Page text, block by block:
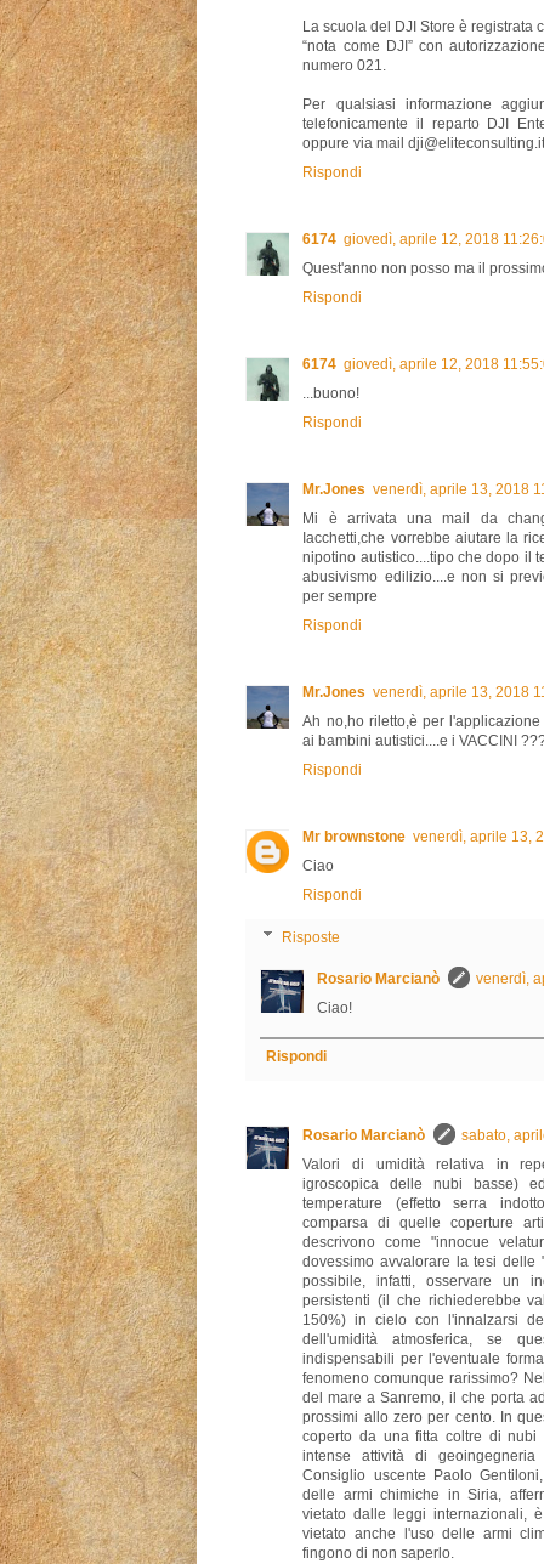
La scuola del DJI Store è registrata
“nota come DJI” con
numero 021.
Per qualsiasi informazione
telefonicamente il reparto DJI
oppure via mail
Rispondi
6174 giovedì, aprile 12, 2018
Quest'anno non posso ma il
Rispondi
6174 giovedì, aprile 12, 2018
...buono!
Rispondi
Mr.Jones venerdì, aprile 13, 2018
Mi è arrivata una mail da
Iacchetti,che vorrebbe aiutare la
nipotino autistico....tipo che dopo il
abusivismo edilizio....e non si
per sempre
Rispondi
Mr.Jones venerdì, aprile 13, 2018
Ah no,ho riletto,è per
ai bambini autistici....e i VACCINI
Rispondi
Mr brownstone venerdì, aprile 13,
Ciao
Rispondi
Risposte
Rosario Marcianò
venerdì,
Ciao!
Rispondi
Rosario Marcianò
sabato,
Valori di umidità relativa in
igroscopica delle nubi basse)
temperature (effetto serra
comparsa di quelle coperture
descrivono come "innocue
dovessimo avvalorare la tesi delle
possibile, infatti, osservare un
persistenti (il che richiederebbe
150%) in cielo con l'innalzarsi
dell'umidità atmosferica, se
indispensabili per l'eventuale
fenomeno comunque rarissimo?
del mare a Sanremo, il che porta
prossimi allo zero per cento. In
coperto da una fitta coltre di nubi
intense attività di
Consiglio uscente Paolo
delle armi chimiche in Siria,
vietato dalle leggi internazionali,
vietato anche l'uso delle armi
fingono di non saperlo.